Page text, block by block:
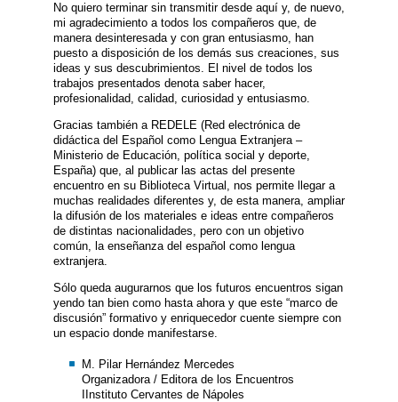
No quiero terminar sin transmitir desde aquí y, de nuevo,
mi agradecimiento a todos los compañeros que, de
manera desinteresada y con gran entusiasmo, han
puesto a disposición de los demás sus creaciones, sus
ideas y sus descubrimientos. El nivel de todos los
trabajos presentados denota saber hacer,
profesionalidad, calidad, curiosidad y entusiasmo.
Gracias también a REDELE (Red electrónica de
didáctica del Español como Lengua Extranjera –
Ministerio de Educación, política social y deporte,
España) que, al publicar las actas del presente
encuentro en su Biblioteca Virtual, nos permite llegar a
muchas realidades diferentes y, de esta manera, ampliar
la difusión de los materiales e ideas entre compañeros
de distintas nacionalidades, pero con un objetivo
común, la enseñanza del español como lengua
extranjera.
Sólo queda augurarnos que los futuros encuentros sigan
yendo tan bien como hasta ahora y que este “marco de
discusión” formativo y enriquecedor cuente siempre con
un espacio donde manifestarse.
M. Pilar Hernández Mercedes
Organizadora / Editora de los Encuentros
IInstituto Cervantes de Nápoles